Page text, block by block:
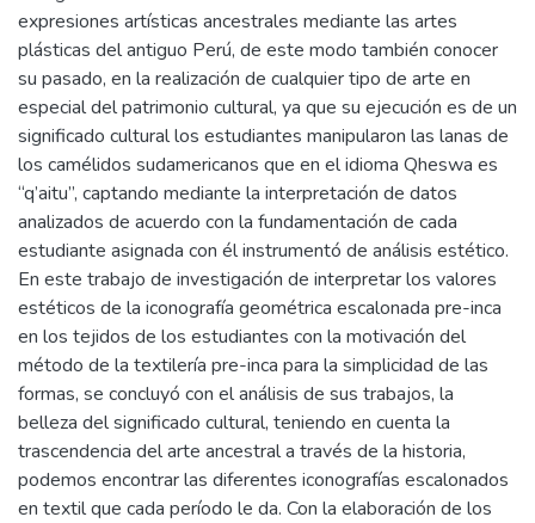
expresiones artísticas ancestrales mediante las artes
plásticas del antiguo Perú, de este modo también conocer
su pasado, en la realización de cualquier tipo de arte en
especial del patrimonio cultural, ya que su ejecución es de un
significado cultural los estudiantes manipularon las lanas de
los camélidos sudamericanos que en el idioma Qheswa es
“q’aitu”, captando mediante la interpretación de datos
analizados de acuerdo con la fundamentación de cada
estudiante asignada con él instrumentó de análisis estético.
En este trabajo de investigación de interpretar los valores
estéticos de la iconografía geométrica escalonada pre-inca
en los tejidos de los estudiantes con la motivación del
método de la textilería pre-inca para la simplicidad de las
formas, se concluyó con el análisis de sus trabajos, la
belleza del significado cultural, teniendo en cuenta la
trascendencia del arte ancestral a través de la historia,
podemos encontrar las diferentes iconografías escalonados
en textil que cada período le da. Con la elaboración de los